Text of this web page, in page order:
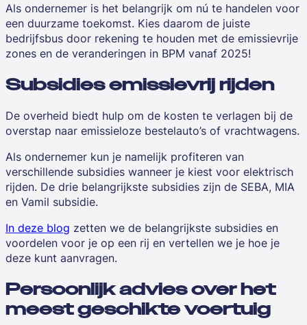
Als ondernemer is het belangrijk om nú te handelen voor
een duurzame toekomst. Kies daarom de juiste
bedrijfsbus door rekening te houden met de emissievrije
zones en de veranderingen in BPM vanaf 2025!
Subsidies emissievrij rijden
De overheid biedt hulp om de kosten te verlagen bij de
overstap naar emissieloze bestelauto’s of vrachtwagens.
Als ondernemer kun je namelijk profiteren van
verschillende subsidies wanneer je kiest voor elektrisch
rijden. De drie belangrijkste subsidies zijn de SEBA, MIA
en Vamil subsidie.
In deze blog zetten we de belangrijkste subsidies en
voordelen voor je op een rij en vertellen we je hoe je
deze kunt aanvragen.
Persoonlijk advies over het
meest geschikte voertuig